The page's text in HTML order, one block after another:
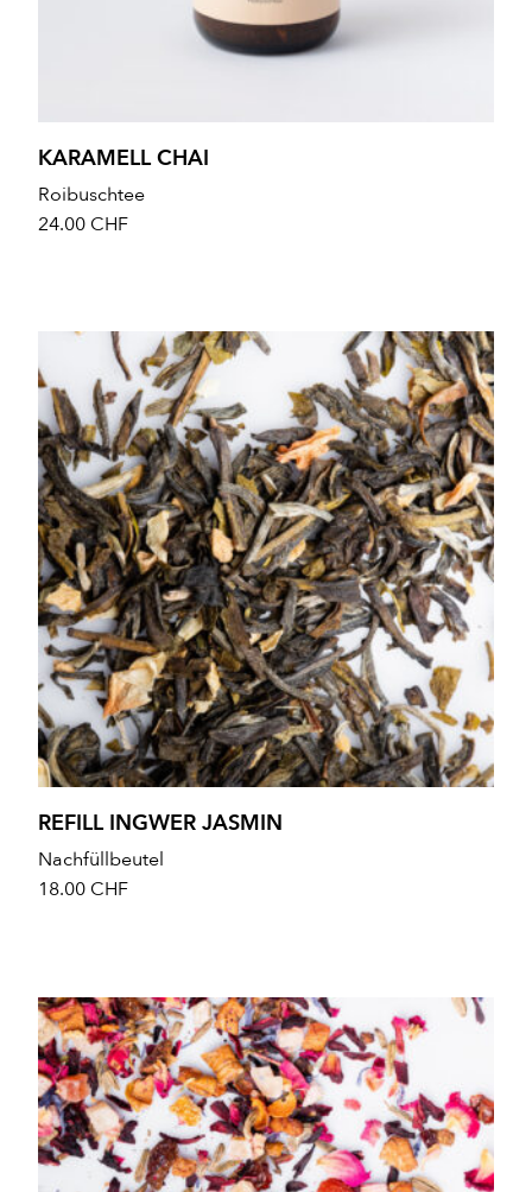
KARAMELL CHAI
Roibuschtee
24.00 CHF
REFILL INGWER JASMIN
Nachfüllbeutel
18.00 CHF